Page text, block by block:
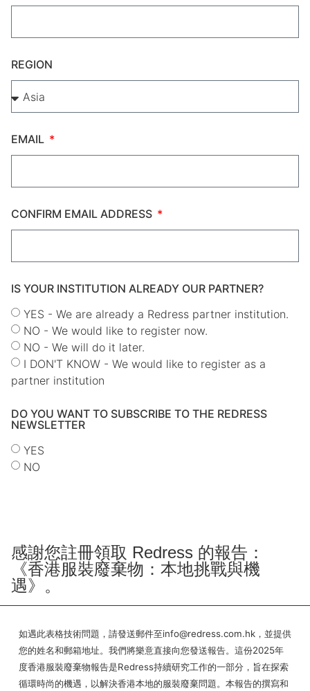
REGION
EMAIL
CONFIRM EMAIL ADDRESS
IS YOUR INSTITUTION ALREADY OUR PARTNER?
YES - We are already a Redress partner institution.
NO - We would like to register now.
NO - We will do it later.
I DON'T KNOW - We would like to register as a
partner institution
DO YOU WANT TO SUBSCRIBE TO THE REDRESS
NEWSLETTER
YES
NO
感謝您註冊領取 Redress 的報告：
《香港服裝廢棄物：本地挑戰與機
遇》。
如遇此表格技術問題，請發送郵件至info@redress.com.hk，並提供
您的姓名和郵箱地址。我們將樂意直接向您發送報告。這份2025年
度香港服裝廢棄物報告是Redress持續研究工作的一部分，旨在探索
循環時尚的機遇，以解決香港本地的服裝廢棄問題。本報告的撰寫和